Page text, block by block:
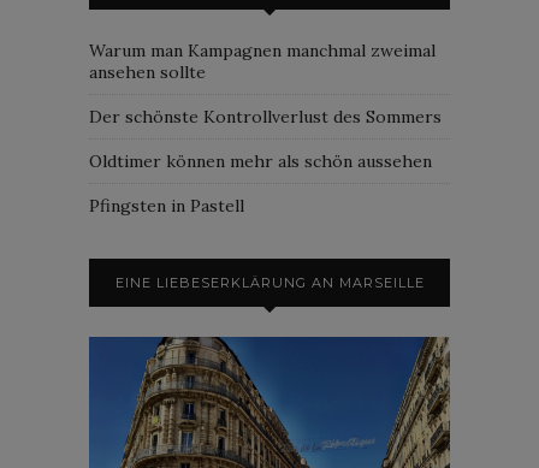
Warum man Kampagnen manchmal zweimal
ansehen sollte
Der schönste Kontrollverlust des Sommers
Oldtimer können mehr als schön aussehen
Pfingsten in Pastell
EINE LIEBESERKLÄRUNG AN MARSEILLE